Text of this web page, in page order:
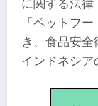
に関する法
「ペットフ
き、食品安全
インドネシア